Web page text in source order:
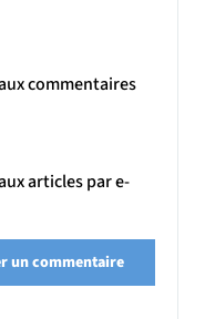
commentaires
articles par e-